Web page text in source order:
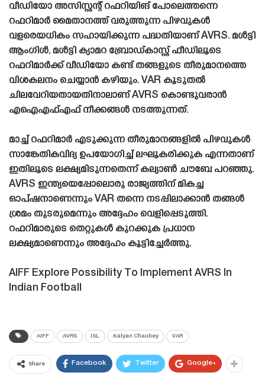
വീഡിയോ അസിസ്റ്റന്റ് റഫറിയിങ് പോലെത്തന്നെ
റഫറിമാർ മൈതാനത്ത് വരുത്തുന്ന പിഴവുകൾ
വളരെയധികം സഹായിക്കുന്ന പദ്ധതിയാണ് AVRS. മൾട്ടി
ആംഗിൾ, മൾട്ടി ക്യാമറ ബ്രോഡ്‌കാസ്റ്റ് ഫീഡിലൂടെ
റഫറിമാർക്ക് വീഡിയോ കണ്ട് തങ്ങളുടെ തീരുമാനത്തെ
വിശകലനം ചെയ്യാൻ കഴിയും. VAR കൂടുതൽ
ചിലവേറിയതായതിനാലാണ് AVRS കൊണ്ടുവരാൻ
എഐഎഫ്എഫ് നീക്കങ്ങൾ നടത്തുന്നത്.
മാച്ച് റഫറിമാർ എടുക്കുന്ന തീരുമാനങ്ങളിൽ പിഴവുകൾ
സാങ്കേതികവിദ്യ ഉപയോഗിച്ച് ലഘൂകരിക്കുക എന്നതാണ്
ഇതിലൂടെ ലക്ഷ്യമിടുന്നതെന്ന് കല്യാൺ ചൗബേ പറഞ്ഞു.
AVRS ഇന്ത്യയെപ്പോലൊരു രാജ്യത്തിന് മികച്ച
ഓപ്‌ഷനാണെന്നും VAR തന്നെ നടപ്പിലാക്കാൻ തങ്ങൾ
ശ്രമം തുടരുമെന്നും അദ്ദേഹം വെളിപ്പെടുത്തി.
റഫറിമാരുടെ തെറ്റുകൾ കുറക്കുക പ്രധാന
ലക്ഷ്യമാണെന്നും അദ്ദേഹം കൂട്ടിച്ചേർത്തു.
AIFF Explore Possibility To Implement AVRS In
Indian Football
AIFF AVRS ISL Kalyan Chaubey VAR
Share Facebook Twitter Google+